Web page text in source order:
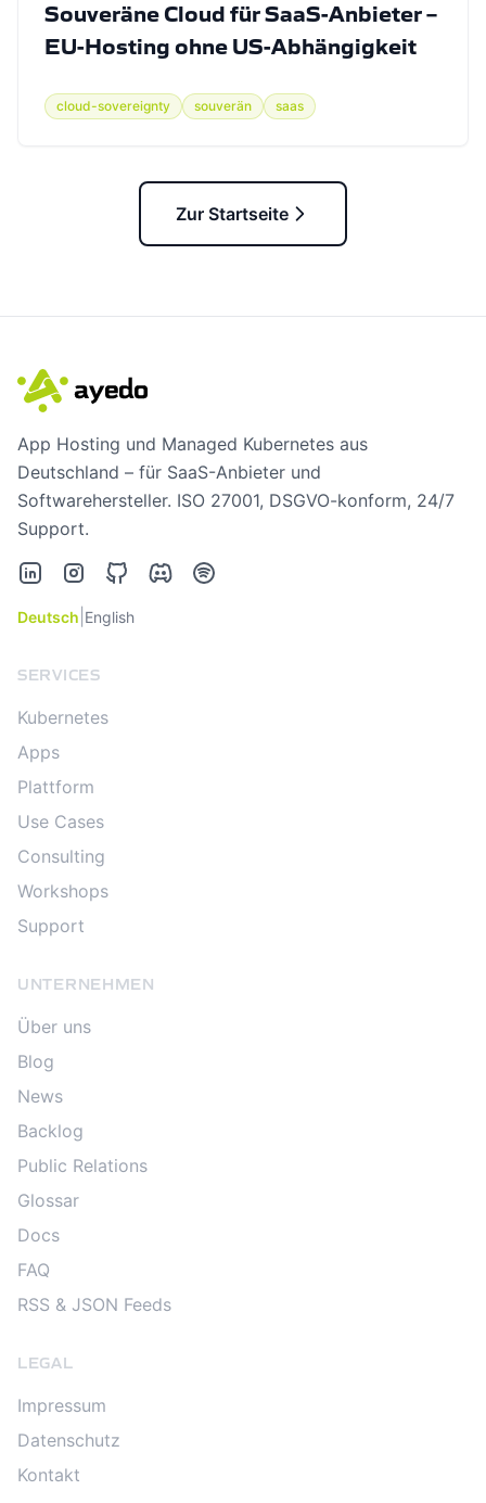
Souveräne Cloud für SaaS-Anbieter –
EU-Hosting ohne US-Abhängigkeit
cloud-sovereignty souverän saas
Zur Startseite
App Hosting und Managed Kubernetes aus
Deutschland – für SaaS-Anbieter und
Softwarehersteller. ISO 27001, DSGVO-konform, 24/7
Support.
LinkedInInstagramGitHubDiscordSpotify
Deutsch English
SERVICES
Kubernetes
Apps
Plattform
Use Cases
Consulting
Workshops
Support
UNTERNEHMEN
Über uns
Blog
News
Backlog
Public Relations
Glossar
Docs
FAQ
RSS & JSON Feeds
LEGAL
Impressum
Datenschutz
Kontakt